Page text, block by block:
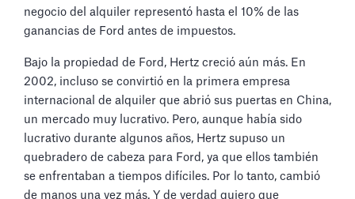
negocio del alquiler representó hasta el 10% de las
ganancias de Ford antes de impuestos.
Bajo la propiedad de Ford, Hertz creció aún más. En
2002, incluso se convirtió en la primera empresa
internacional de alquiler que abrió sus puertas en China,
un mercado muy lucrativo. Pero, aunque había sido
lucrativo durante algunos años, Hertz supuso un
quebradero de cabeza para Ford, ya que ellos también
se enfrentaban a tiempos difíciles. Por lo tanto, cambió
de manos una vez más. Y de verdad quiero que